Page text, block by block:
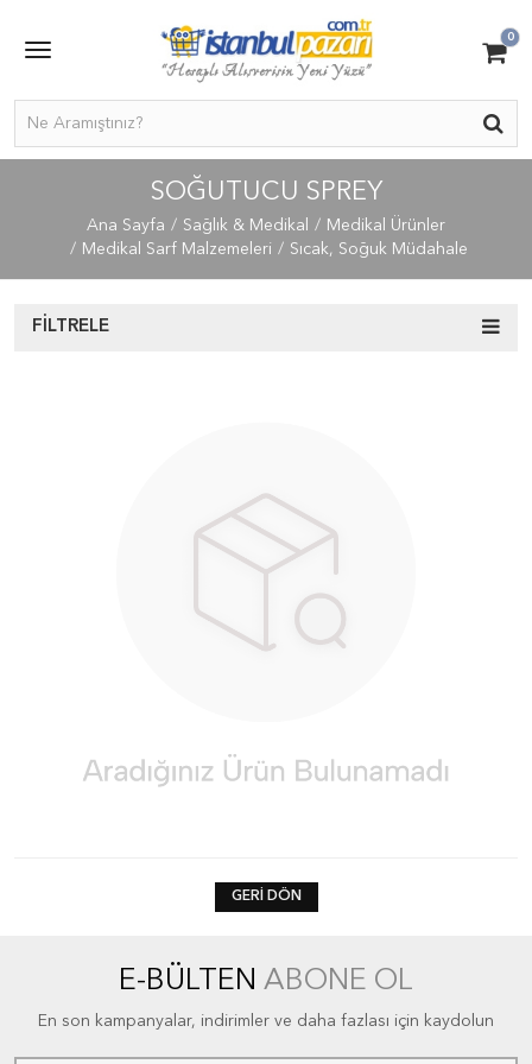
0
SOĞUTUCU SPREY
Ana Sayfa Sağlık & Medikal
Medikal Ürünler
Medikal Sarf Malzemeleri
Sıcak, Soğuk Müdahale
FILTRELE
GERI DÖN
E-BÜLTEN ABONE OL
En son kampanyalar, indirimler ve daha fazlası için kaydolun